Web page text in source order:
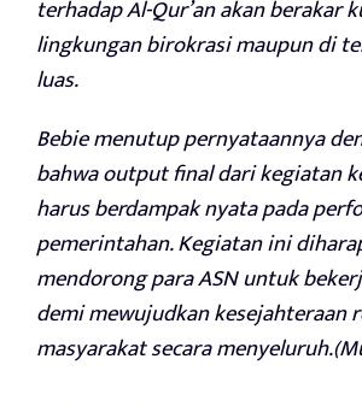
terhadap Al-Qur’an akan berakar
lingkungan birokrasi maupun di
luas.
Bebie menutup pernyataannya
bahwa output final dari kegiatan
harus berdampak nyata pada
pemerintahan. Kegiatan ini
mendorong para ASN untuk
demi mewujudkan kesejahteraan
masyarakat secara